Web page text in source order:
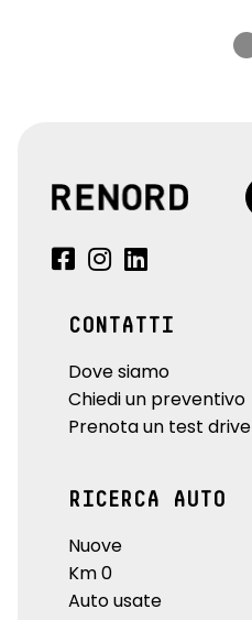
CONTATTI
Dove siamo
Chiedi un preventivo
Prenota un test drive
RICERCA AUTO
Nuove
Km 0
Auto usate